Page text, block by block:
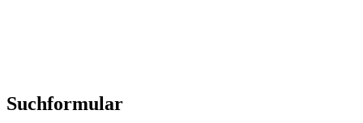
Suchformular